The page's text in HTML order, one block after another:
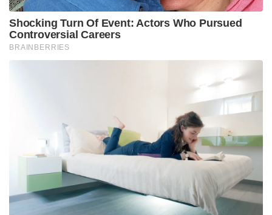
ആനുകൂല്യങ്ങളോടെ സ്വർണ വായ്പ എടുത്തിട്ടുള്ളവർ
കിട്ടാക്കടമായാൽ, വായ്പാ കാലാവധിയ്ക്കുള്ളിൽ
തന്നെ മുഴുവൻ തുകയും അടച്ചു തീർത്താലേ പണയം
ആനുകൂല്യം ലഭിക്കില്ല. ഇത്തരത്തിൽ സ്വർണ വായ്പ
കിട്ടാക്കടമായിട്ടുണ്ടെങ്കിൽ അവർക്ക് പിന്നീട് വേറെ
വായ്പ നൽകേണ്ടതില്ല എന്നാണ് ബാങ്കുകളുടെ
സ്വർണമോ വെള്ളിയോ അസംസ്‌കൃത വസ്തുവായി
ഉപയോഗിക്കുന്ന എല്ലാ നിർമാതാക്കൾക്കും
പ്രവർത്തന മൂലധന വായ്പ അനുവദിക്കും. ചെറു
പട്ടണങ്ങളിലെ അർബൻ കോ ഓപ്പറേറ്റീവ്